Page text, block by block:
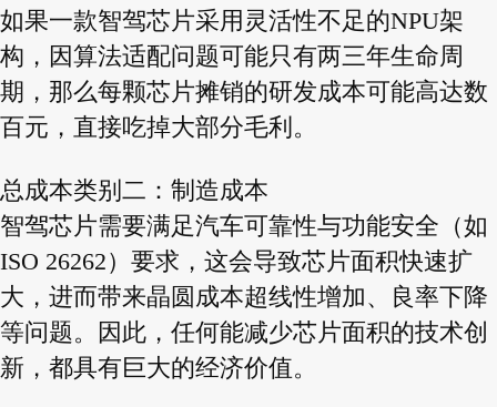
如果一款智驾芯片采用灵活性不足的NPU架
构，因算法适配问题可能只有两三年生命周
期，那么每颗芯片摊销的研发成本可能高达数
百元，直接吃掉大部分毛利。
总成本类别二：制造成本
智驾芯片需要满足汽车可靠性与功能安全（如
ISO 26262）要求，这会导致芯片面积快速扩
大，进而带来晶圆成本超线性增加、良率下降
等问题。因此，任何能减少芯片面积的技术创
新，都具有巨大的经济价值。